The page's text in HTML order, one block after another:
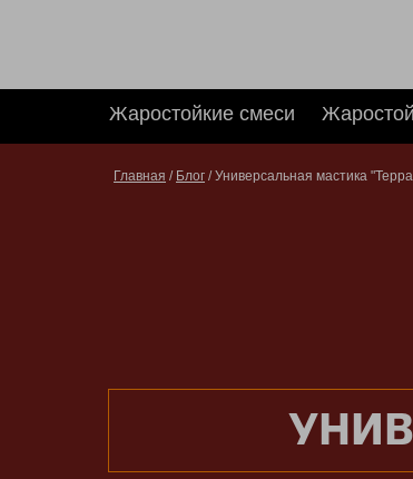
Жаростойкие смеси
Главная / Блог / Универсальная мастика